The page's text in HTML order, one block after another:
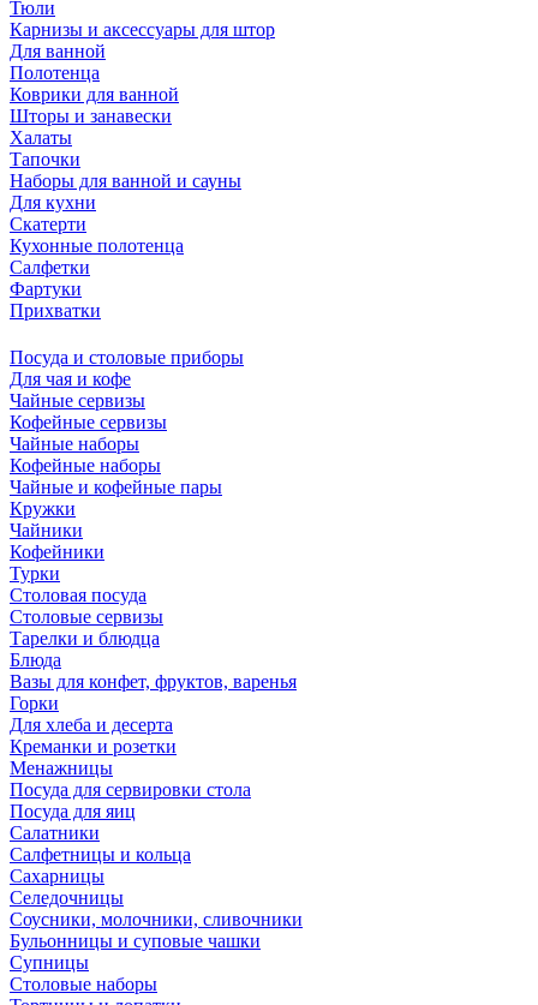
Тюли
Карнизы и аксессуары для штор
Для ванной
Полотенца
Коврики для ванной
Шторы и занавески
Халаты
Тапочки
Наборы для ванной и сауны
Для кухни
Скатерти
Кухонные полотенца
Салфетки
Фартуки
Прихватки
Посуда и столовые приборы
Для чая и кофе
Чайные сервизы
Кофейные сервизы
Чайные наборы
Кофейные наборы
Чайные и кофейные пары
Кружки
Чайники
Кофейники
Турки
Столовая посуда
Столовые сервизы
Тарелки и блюдца
Блюда
Вазы для конфет, фруктов, варенья
Горки
Для хлеба и десерта
Креманки и розетки
Менажницы
Посуда для сервировки стола
Посуда для яиц
Салатники
Салфетницы и кольца
Сахарницы
Селедочницы
Соусники, молочники, сливочники
Бульонницы и суповые чашки
Супницы
Столовые наборы